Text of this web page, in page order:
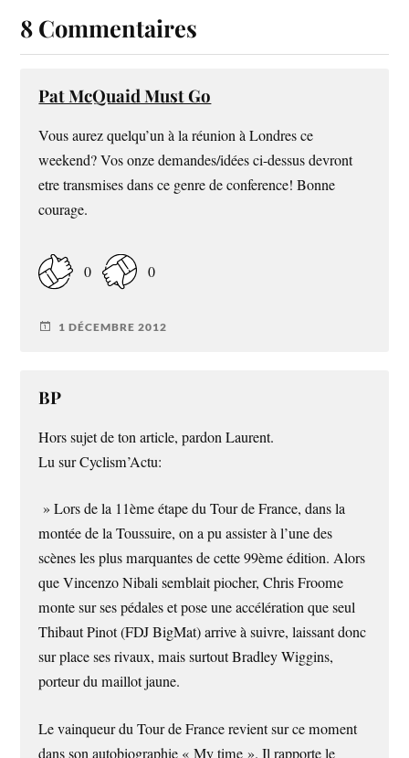
8 Commentaires
Pat McQuaid Must Go
Vous aurez quelqu’un à la réunion à Londres ce
weekend? Vos onze demandes/idées ci-dessus devront
etre transmises dans ce genre de conference! Bonne
courage.
0 0
1 DÉCEMBRE 2012
BP
Hors sujet de ton article, pardon Laurent.
Lu sur Cyclism’Actu:
» Lors de la 11ème étape du Tour de France, dans la
montée de la Toussuire, on a pu assister à l’une des
scènes les plus marquantes de cette 99ème édition. Alors
que Vincenzo Nibali semblait piocher, Chris Froome
monte sur ses pédales et pose une accélération que seul
Thibaut Pinot (FDJ BigMat) arrive à suivre, laissant donc
sur place ses rivaux, mais surtout Bradley Wiggins,
porteur du maillot jaune.
Le vainqueur du Tour de France revient sur ce moment
dans son autobiographie « My time ». Il rapporte le